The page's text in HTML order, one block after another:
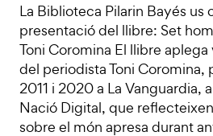
La Biblioteca Pilarin Bayés us
presentació del llibre: Set
Toni Coromina El llibre
del periodista Toni Coromina,
2011 i 2020 a La Vanguardia,
Nació Digital, que
sobre el món apresa durant